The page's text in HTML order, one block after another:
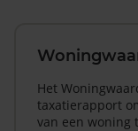
Het
taxatierapport
van een woning